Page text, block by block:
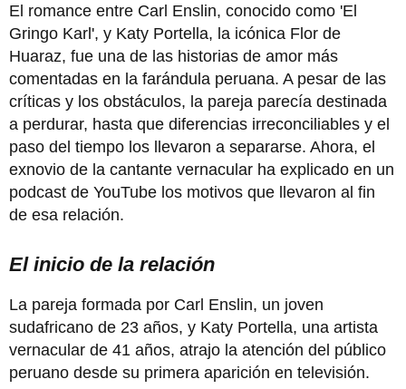
El romance entre Carl Enslin, conocido como 'El
Gringo Karl', y Katy Portella, la icónica Flor de
Huaraz, fue una de las historias de amor más
comentadas en la farándula peruana. A pesar de las
críticas y los obstáculos, la pareja parecía destinada
a perdurar, hasta que diferencias irreconciliables y el
paso del tiempo los llevaron a separarse. Ahora, el
exnovio de la cantante vernacular ha explicado en un
podcast de YouTube los motivos que llevaron al fin
de esa relación.
El inicio de la relación
La pareja formada por Carl Enslin, un joven
sudafricano de 23 años, y Katy Portella, una artista
vernacular de 41 años, atrajo la atención del público
peruano desde su primera aparición en televisión.